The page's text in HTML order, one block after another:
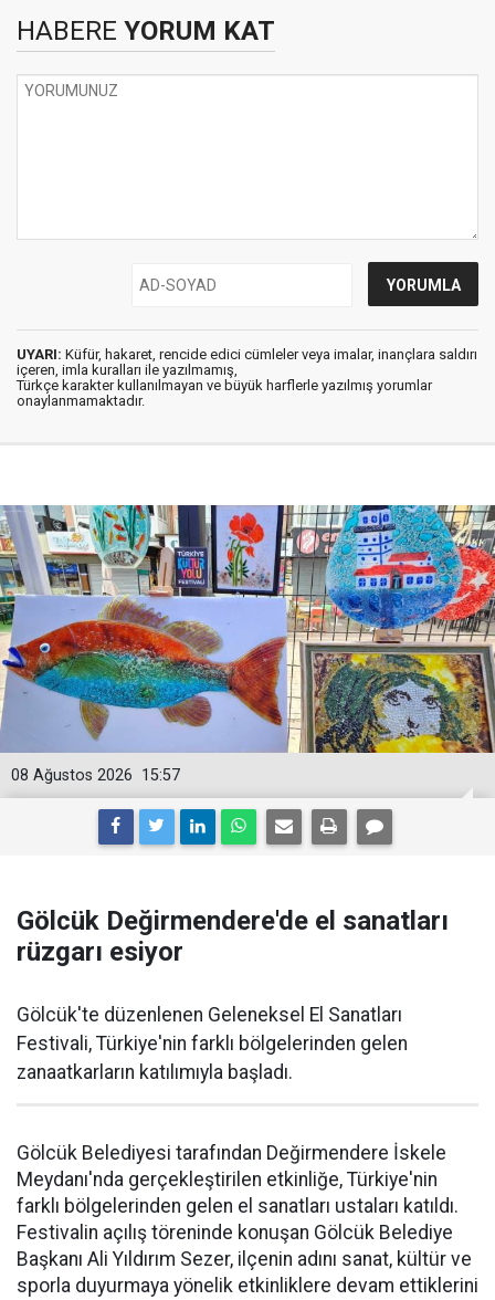
HABERE YORUM KAT
UYARI: Küfür, hakaret, rencide edici cümleler veya imalar, inançlara saldırı
içeren, imla kuralları ile yazılmamış,
Türkçe karakter kullanılmayan ve büyük harflerle yazılmış yorumlar
onaylanmamaktadır.
15:57
08 Ağustos 2026
Gölcük Değirmendere'de el sanatları
rüzgarı esiyor
Gölcük'te düzenlenen Geleneksel El Sanatları
Festivali, Türkiye'nin farklı bölgelerinden gelen
zanaatkarların katılımıyla başladı.
Gölcük Belediyesi tarafından Değirmendere İskele
Meydanı'nda gerçekleştirilen etkinliğe, Türkiye'nin
farklı bölgelerinden gelen el sanatları ustaları katıldı.
Festivalin açılış töreninde konuşan Gölcük Belediye
Başkanı Ali Yıldırım Sezer, ilçenin adını sanat, kültür ve
sporla duyurmaya yönelik etkinliklere devam ettiklerini